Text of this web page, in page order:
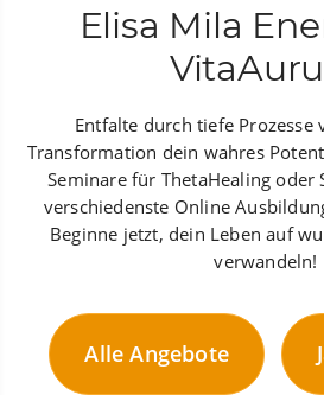
Elisa Mila
Entfalte durch tiefe Prozesse
Transformation dein wahres
Seminare für ThetaHealing oder
verschiedenste Online
Beginne jetzt, dein Leben auf
verwandeln!
Alle Angebote